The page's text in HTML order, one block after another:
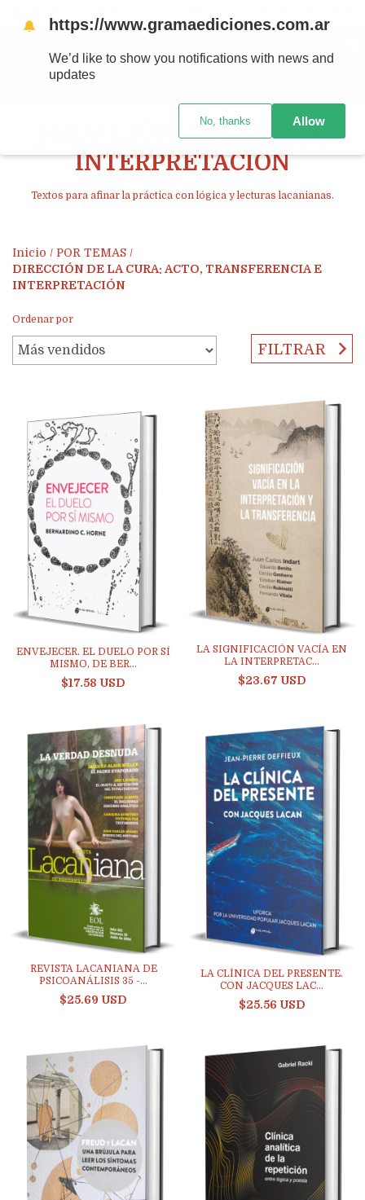
DIRECCIÓN DE LA CURA:
ACTO, TRANSFERENCIA E
INTERPRETACIÓN
Textos para afinar la práctica con lógica y lecturas lacanianas.
Inicio / POR TEMAS /
DIRECCIÓN DE LA CURA: ACTO, TRANSFERENCIA E
INTERPRETACIÓN
Ordenar por
FILTRAR
ENVEJECER. EL DUELO POR SÍ
MISMO, DE BER...
$17.58 USD
LA SIGNIFICACIÓN VACÍA EN
LA INTERPRETAC...
$23.67 USD
REVISTA LACANIANA DE
PSICOANÁLISIS 35 -...
$25.69 USD
LA CLÍNICA DEL PRESENTE.
CON JACQUES LAC...
$25.56 USD
🔔 https://www.gramaediciones.com.ar
We’d like to show you notifications with news and
updates
No, thanks Allow